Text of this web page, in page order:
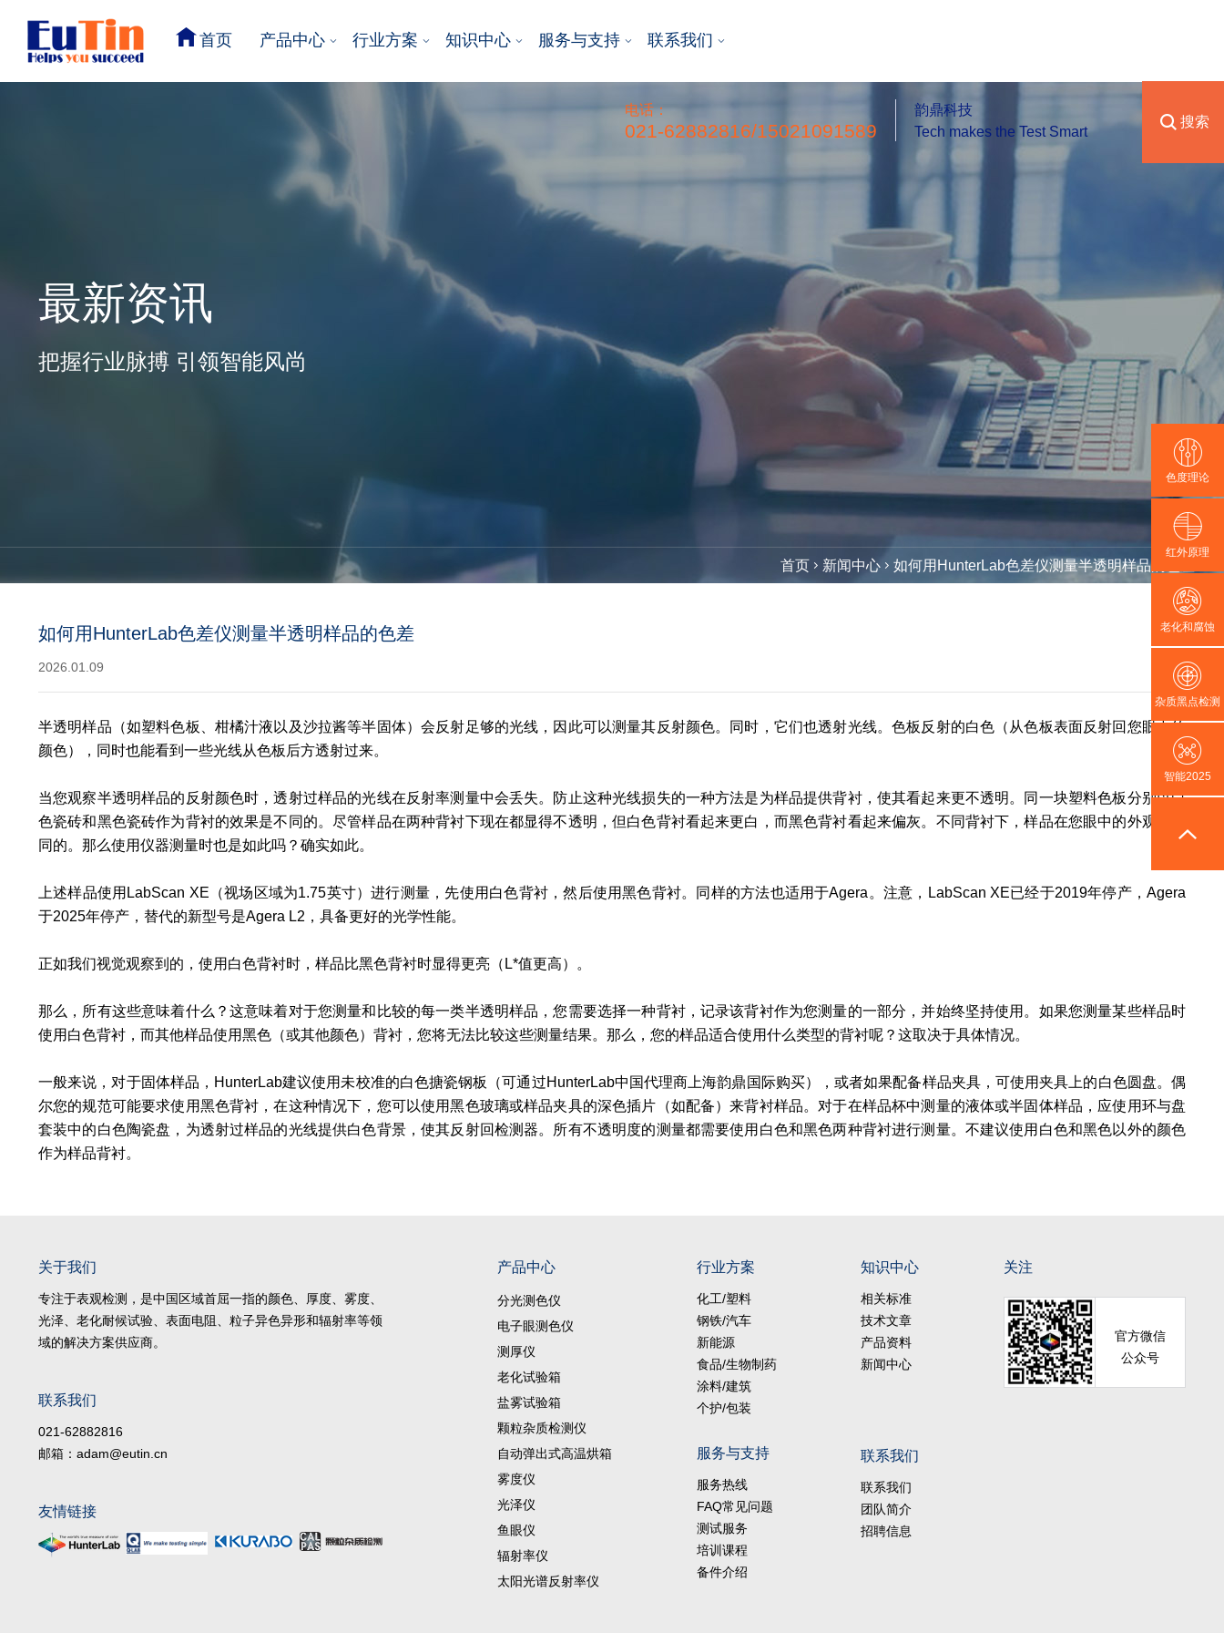
首页 产品中心 行业方案 知识中心 服务与支持 联系我们
电话：
021-62882816/15021091589
韵鼎科技
Tech makes the Test Smart
搜索
最新资讯
把握行业脉搏 引领智能风尚
首页 新闻中心 如何用HunterLab色差仪测量半透明样品的色差
如何用HunterLab色差仪测量半透明样品的色差
2026.01.09
半透明样品（如塑料色板、柑橘汁液以及沙拉酱等半固体）会反射足够的光线，因此可以测量其反射颜色。同时，它们也透射光线。色板反射的白色（从色板表面反射回您眼中的
颜色），同时也能看到一些光线从色板后方透射过来。
当您观察半透明样品的反射颜色时，透射过样品的光线在反射率测量中会丢失。防止这种光线损失的一种方法是为样品提供背衬，使其看起来更不透明。同一块塑料色板分别以白
色瓷砖和黑色瓷砖作为背衬的效果是不同的。尽管样品在两种背衬下现在都显得不透明，但白色背衬看起来更白，而黑色背衬看起来偏灰。不同背衬下，样品在您眼中的外观是不
同的。那么使用仪器测量时也是如此吗？确实如此。
上述样品使用LabScan XE（视场区域为1.75英寸）进行测量，先使用白色背衬，然后使用黑色背衬。同样的方法也适用于Agera。注意，LabScan XE已经于2019年停产，Agera
于2025年停产，替代的新型号是Agera L2，具备更好的光学性能。
正如我们视觉观察到的，使用白色背衬时，样品比黑色背衬时显得更亮（L*值更高）。
那么，所有这些意味着什么？这意味着对于您测量和比较的每一类半透明样品，您需要选择一种背衬，记录该背衬作为您测量的一部分，并始终坚持使用。如果您测量某些样品时
使用白色背衬，而其他样品使用黑色（或其他颜色）背衬，您将无法比较这些测量结果。那么，您的样品适合使用什么类型的背衬呢？这取决于具体情况。
一般来说，对于固体样品，HunterLab建议使用未校准的白色搪瓷钢板（可通过HunterLab中国代理商上海韵鼎国际购买），或者如果配备样品夹具，可使用夹具上的白色圆盘。偶
尔您的规范可能要求使用黑色背衬，在这种情况下，您可以使用黑色玻璃或样品夹具的深色插片（如配备）来背衬样品。对于在样品杯中测量的液体或半固体样品，应使用环与盘
套装中的白色陶瓷盘，为透射过样品的光线提供白色背景，使其反射回检测器。所有不透明度的测量都需要使用白色和黑色两种背衬进行测量。不建议使用白色和黑色以外的颜色
作为样品背衬。
关于我们
专注于表观检测，是中国区域首屈一指的颜色、厚度、雾度、
光泽、老化耐候试验、表面电阻、粒子异色异形和辐射率等领
域的解决方案供应商。
联系我们
021-62882816
邮箱：adam@eutin.cn
友情链接
产品中心
分光测色仪
电子眼测色仪
测厚仪
老化试验箱
盐雾试验箱
颗粒杂质检测仪
自动弹出式高温烘箱
雾度仪
光泽仪
鱼眼仪
辐射率仪
太阳光谱反射率仪
行业方案
化工/塑料
钢铁/汽车
新能源
食品/生物制药
涂料/建筑
个护/包装
服务与支持
服务热线
FAQ常见问题
测试服务
培训课程
备件介绍
知识中心
相关标准
技术文章
产品资料
新闻中心
联系我们
联系我们
团队简介
招聘信息
关注
官方微信
公众号
色度理论
红外原理
老化和腐蚀
杂质黑点检测
智能2025